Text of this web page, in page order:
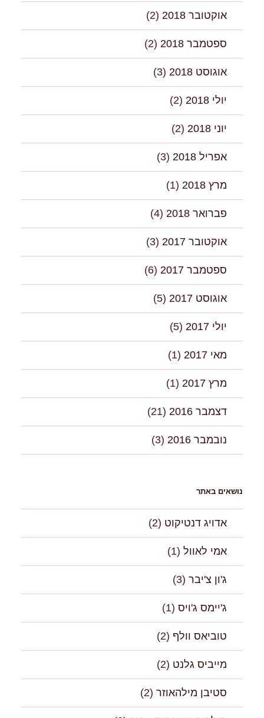
אוקטובר 2018 (2)
ספטמבר 2018 (2)
אוגוסט 2018 (3)
יולי 2018 (2)
יוני 2018 (2)
אפריל 2018 (3)
מרץ 2018 (1)
פברואר 2018 (4)
אוקטובר 2017 (3)
ספטמבר 2017 (6)
אוגוסט 2017 (5)
יולי 2017 (5)
מאי 2017 (1)
מרץ 2017 (1)
דצמבר 2016 (21)
נובמבר 2016 (3)
נושאים באתר
אדויג דנטיקוט (2)
אמי לאוול (1)
ג'ון צ'יבר (3)
ג'יימס ג'ויס (1)
טוביאס וולף (2)
מייביס גלנט (2)
סטיבן מילהאוזר (2)